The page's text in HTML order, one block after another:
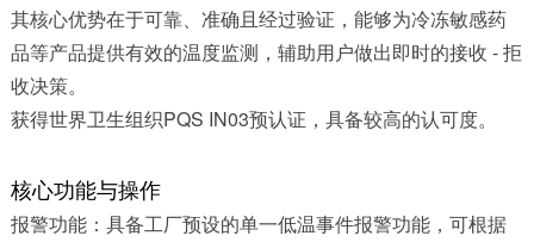
其核心优势在于可靠、准确且经过验证，能够为冷冻敏感药
品等产品提供有效的温度监测，辅助用户做出即时的接收 - 拒
收决策。
获得世界卫生组织PQS IN03预认证，具备较高的认可度。
核心功能与操作
报警功能：具备工厂预设的单一低温事件报警功能，可根据